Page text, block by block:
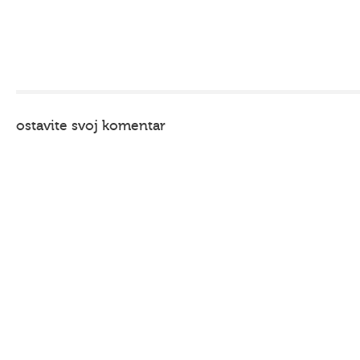
ostavite svoj komentar